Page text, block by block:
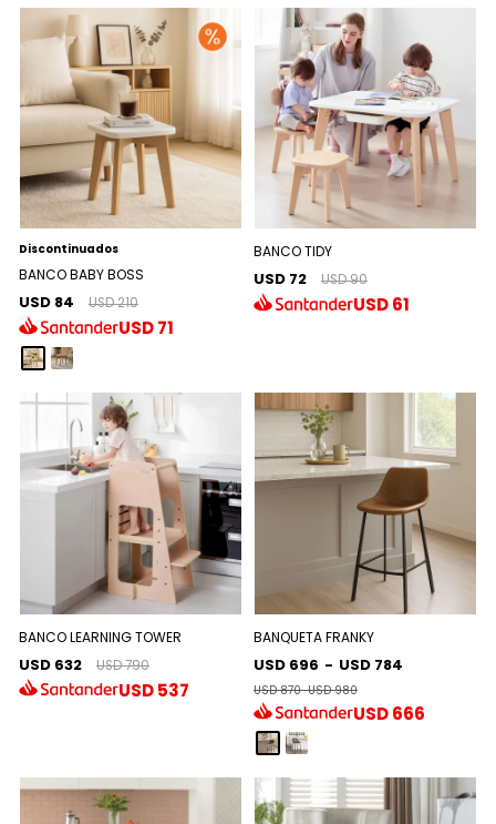
Discontinuados
BANCO BABY BOSS
USD 84 USD 210
USD71
BANCO TIDY
USD 72 USD 90
USD61
BANCO LEARNING TOWER
USD 632 USD 790
USD537
BANQUETA FRANKY
USD 696 - USD 784
USD 870-USD 980
USD666